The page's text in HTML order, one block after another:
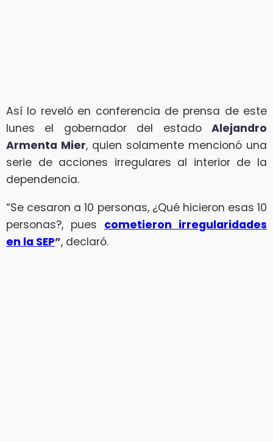
Así lo reveló en conferencia de prensa de este
lunes el gobernador del estado Alejandro
Armenta Mier, quien solamente mencionó una
serie de acciones irregulares al interior de la
dependencia.
“Se cesaron a 10 personas, ¿Qué hicieron esas 10
personas?, pues cometieron irregularidades
en la SEP”, declaró.